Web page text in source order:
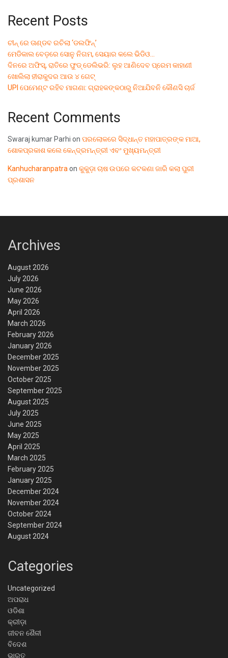
Recent Posts
ଚୀନ୍ ରେ ତାଣ୍ଡବ ରଚିଲା ‘ଡଲଫିନ୍’
ମେଡିକାଲ ବେଡ଼ରେ ସୋନୁ ନିଗମ, ସେୟାର କଲେ ଭିଡିଓ…
ଦିନରେ ଅଫିସ୍, ରାତିରେ ଫୁଡ୍ ଡେଲିଭରି: ଲୁହ ଆଣିଦେବ ପ୍ରେମ କାହାଣୀ
ଖୋଲିଲା ହୀରାକୁଦର ଆଉ ୪ ଗେଟ୍
UPI ପେମେଣ୍ଟ ରହିବ ମାଗଣା: ଗ୍ରାହକଙ୍କଠାରୁ ନିଆଯିବନି କୌଣସି ଚାର୍ଜ
Recent Comments
Swaraj kumar Parhi on ପରଲୋକରେ ସିଦ୍ଧାନ୍ତ ମହାପାତ୍ରଙ୍କ ମାଆ,
ଶୋକପ୍ରକାଶ କଲେ କେନ୍ଦ୍ରମନ୍ତ୍ରୀ ଏବଂ ମୁଖ୍ୟମନ୍ତ୍ରୀ
Kanhucharanpatraon କୁକୁଡ଼ା ଚାଷ ଉପରେ କଟକଣା ଜାରି କଲା ପୁରୀ
ପ୍ରଶାସନ
Archives
August 2026
July 2026
June 2026
May 2026
April 2026
March 2026
February 2026
January 2026
December 2025
November 2025
October 2025
September 2025
August 2025
July 2025
June 2025
May 2025
April 2025
March 2025
February 2025
January 2025
December 2024
November 2024
October 2024
September 2024
August 2024
Categories
Uncategorized
ଅପରାଧ
ଓଡିଶା
କ୍ରୀଡ଼ା
ଜୀବନ ଶୈଳୀ
ବିଦେଶ
ଭାରତ